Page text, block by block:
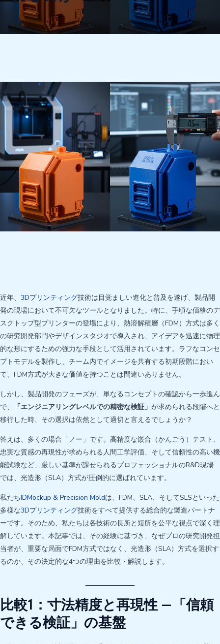
近年、 3Dプリンティング技術は目覚ましい進化と普及を遂げ、製品開
発の現場において不可欠なツールとなりました。特に、手頃な価格のデ
スクトップ型プリンターの登場により、熱溶解積層（FDM）方式は多く
の研究開発部門やデザインスタジオで導入され、アイデアを迅速に物理
的な形にするための強力な手段として活用されています。ラフなコンセ
プトモデルを製作し、チーム内でイメージを共有する初期段階におい
て、FDM方式が大きな価値を持つことは間違いありません。
しかし、製品開発のフェーズが、単なるコンセプトの確認から一歩進ん
で、
「エンジニアリングレベルでの精密な検証」 が求められる段階へと
移行した時、その選択は依然として適切と言えるでしょうか？
答えは、多くの場合「ノー」です。高精度な嵌合（かんごう）テスト、
忠実な質感の再現性が求められる人間工学評価、そして信頼性の高い機
能試験など、厳しい基準が課せられるプロフェッショナルのR&D現場
では、光造形（SLA）方式が圧倒的に選ばれています。
私たちIDMockup & Precision Moldは、FDM、SLA、そしてSLSといった
多様な3Dプリンティング技術をすべて提供する総合的な製造パートナ
ーです。そのため、私たちは各技術の長所と短所を公平な視点で深く理
解しています。本記事では、その経験に基づき、なぜプロの研究開発担
当者が、重要な局面でFDM方式ではなく、光造形（SLA）方式を選択す
るのか、その決定的な4つの理由を比較・解説します。
比較1：寸法精度と再現性 —「信頼
できる検証」の基盤